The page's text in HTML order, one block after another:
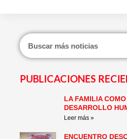
PUBLICACIONES
LA FAMILIA
DESARROLLO
Leer más »
ENCUENTRO
PagePagePagePage